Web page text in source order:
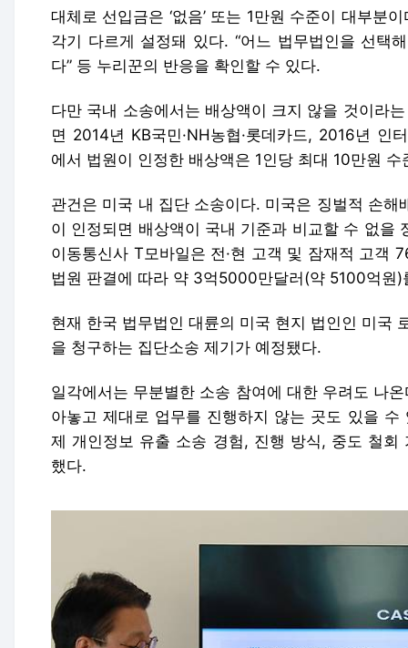
대체로 선입금은 ‘없음’ 또는 1만원 수준이 대부분
각기 다르게 설정돼 있다. “어느 법무법인을 선택
다” 등 누리꾼의 반응을 확인할 수 있다.
다만 국내 소송에서는 배상액이 크지 않을 것이라
면 2014년 KB국민·NH농협·롯데카드, 2016년 인
에서 법원이 인정한 배상액은 1인당 최대 10만원 수
관건은 미국 내 집단 소송이다. 미국은 징벌적 손
이 인정되면 배상액이 국내 기준과 비교할 수 없을
이동통신사 T모바일은 전·현 고객 및 잠재적 고객
법원 판결에 따라 약 3억5000만달러(약 5100억원)
현재 한국 법무법인 대륜의 미국 현지 법인인 미국
을 청구하는 집단소송 제기가 예정됐다.
일각에서는 무분별한 소송 참여에 대한 우려도 나
아놓고 제대로 업무를 진행하지 않는 곳도 있을 수
제 개인정보 유출 소송 경험, 진행 방식, 중도 철회
했다.